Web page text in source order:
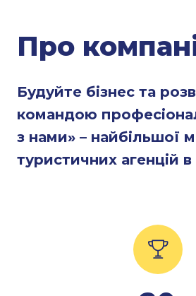
Про
Будуйте бізнес та
командою
з нами» – найбільшої
туристичних агенцій в